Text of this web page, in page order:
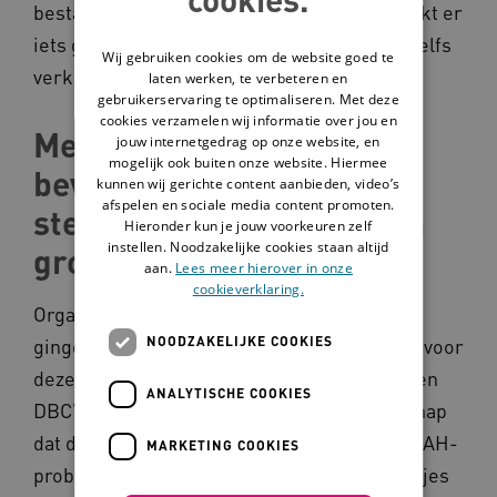
bestaand Landelijk Coördinatiepunt NAH, lijkt er
iets gestagneerd en op sommige plaatsen zelfs
verknald.
Mensen met
bewustzijnsstoornissen
steeds meer een vergeten
groep
Organisatorische en financieringsperikelen
gingen de inhoud en professionals met hart voor
deze doelgroepen overvleugelen. De ZZP’s en
DBC’s werden belangrijker dan de wetenschap
dat deze complexe en persoonsgebonden NAH-
problematiek niet in de elders bedachte vakjes
Wij gebruiken cookies om de website goed te
laten werken, te verbeteren en
gebruikerservaring te optimaliseren. Met deze
cookies verzamelen wij informatie over jou en
jouw internetgedrag op onze website, en
mogelijk ook buiten onze website. Hiermee
kunnen wij gerichte content aanbieden, video’s
afspelen en sociale media content promoten.
Hieronder kun je jouw voorkeuren zelf
instellen. Noodzakelijke cookies staan altijd
aan. Lees meer hierover in onze
cookieverklaring.
NOODZAKELIJKE COOKIES
ANALYTISCHE COOKIES
MARKETING COOKIES